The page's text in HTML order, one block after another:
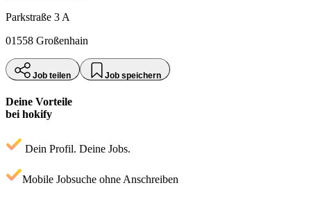
Parkstraße 3 A
01558 Großenhain
Job teilen Job speichern
Deine Vorteile
bei hokify
Dein Profil. Deine Jobs.
Mobile Jobsuche ohne Anschreiben